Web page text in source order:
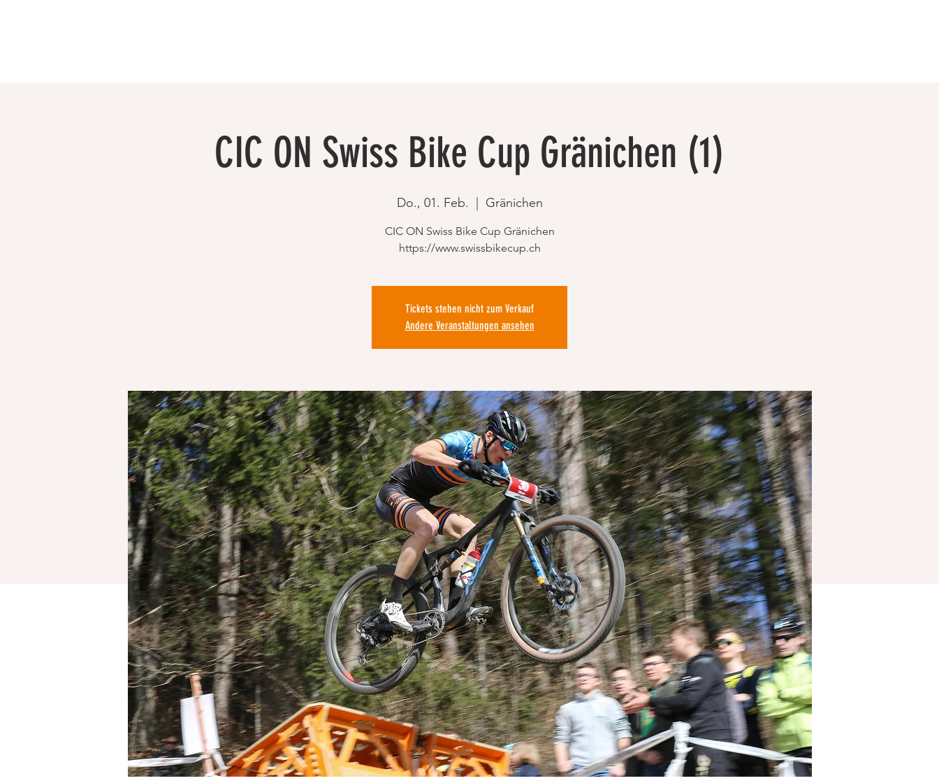
CIC ON Swiss Bike Cup Gränichen (1)
Do., 01. Feb. Gränichen
CIC ON Swiss Bike Cup Gränichen
https://www.swissbikecup.ch
Tickets stehen nicht zum Verkauf
Andere Veranstaltungen ansehen